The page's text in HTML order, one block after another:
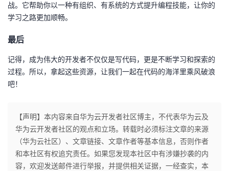
战。它帮助你以一种有组织、有系统的方式提升编程技能，让你的
学习之路更加顺畅。
最后
记得，成为伟大的开发者不仅仅是写代码，更是不断学习和探索的
过程。所以，拿起这些资源，让我们一起在代码的海洋里乘风破浪
吧！
【声明】本内容来自华为云开发者社区博主，不代表华为云及
华为云开发者社区的观点和立场。转载时必须标注文章的来源
（华为云社区）、文章链接、文章作者等基本信息，否则作者
和本社区有权追究责任。如果您发现本社区中有涉嫌抄袭的内
容，欢迎发送邮件进行举报，并提供相关证据，一经查实，本